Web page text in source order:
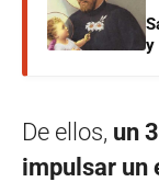
y
De ellos, un
impulsar un